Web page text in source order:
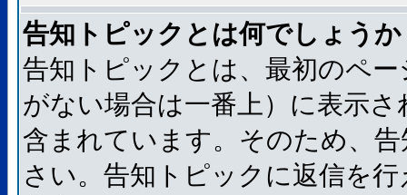
告知トピックとは何でしょうか
告知トピックとは、最初のペ
がない場合は一番上）に表示
含まれています。そのため、
さい。告知トピックに返信を